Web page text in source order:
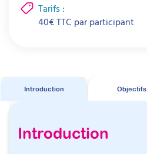
Tarifs :
40€TTC par participant
Introduction Objectifs
Introduction